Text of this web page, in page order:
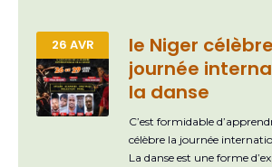
26 AVR
le Niger
journée
la danse
C’est formidable
célèbre la journée
La danse est une forme